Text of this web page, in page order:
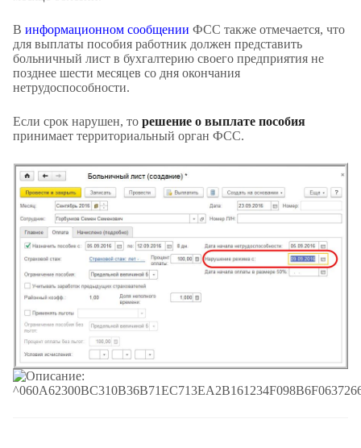
В информационном сообщении ФСС также отмечается, что
для выплаты пособия работник должен представить
больничный лист в бухгалтерию своего предприятия не
позднее шести месяцев со дня окончания
нетрудоспособности.
Если срок нарушен, то решение о выплате пособия
принимает территориальный орган ФСС.